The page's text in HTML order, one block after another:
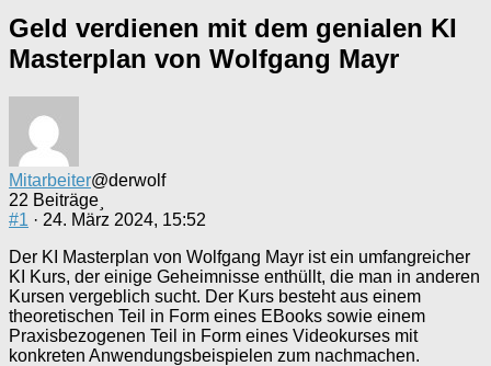
Geld verdienen mit dem genialen KI
Masterplan von Wolfgang Mayr
Mitarbeiter@derwolf
22 Beiträge
#1 · 24. März 2024, 15:52
Der KI Masterplan von Wolfgang Mayr ist ein umfangreicher
KI Kurs, der einige Geheimnisse enthüllt, die man in anderen
Kursen vergeblich sucht. Der Kurs besteht aus einem
theoretischen Teil in Form eines EBooks sowie einem
Praxisbezogenen Teil in Form eines Videokurses mit
konkreten Anwendungsbeispielen zum nachmachen.